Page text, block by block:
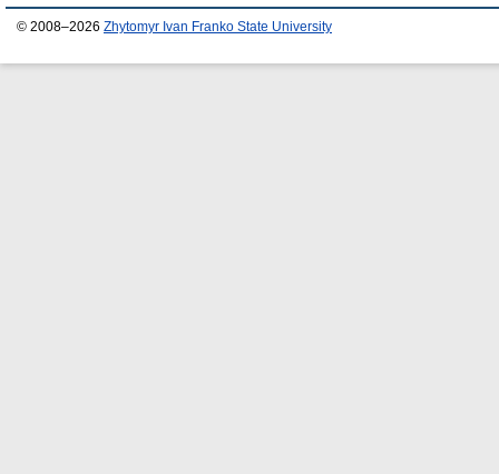
© 2008–2026 Zhytomyr Ivan Franko State University